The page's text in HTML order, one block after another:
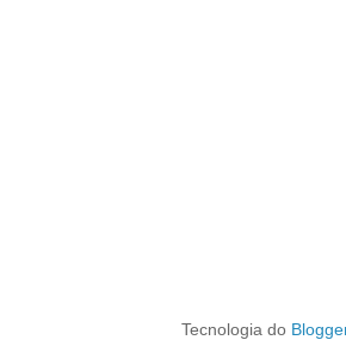
Tecnologia do